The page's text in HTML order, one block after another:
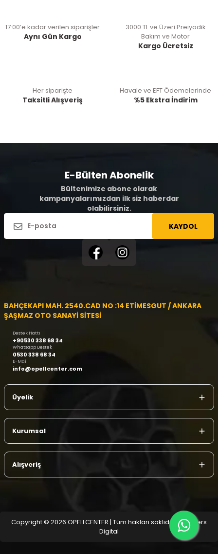
17:00’e kadar verilen siparişler
Aynı Gün Kargo
3000 TL ve Üzeri Preiyodik
Bakım ve Motor
Kargo Ücretsiz
Her siparişte
Taksitli Alışveriş
Havale ve EFT Ödemelerinde
%5 Ekstra İndirim
E-Bülten Abonelik
Bültenimize abone olarak
kampanyalarımızdan ilk siz haberdar
olabilirsiniz.
KAYDOL
BAHÇEKAPI MAH. 2540.CAD NO :14 ETİMESGUT / ANKARA
ŞAŞMAZ OTO SANAYİ SİTESİ
Destek Hattı
+90530 338 68 34
Whatsapp Destek
0530 338 68 34
E-Mail
info@opellcenter.com
Üyelik
Kurumsal
Alışveriş
Copyright © 2026 OPELLCENTER | Tüm hakları saklıdır.
| Reliefers
Digital